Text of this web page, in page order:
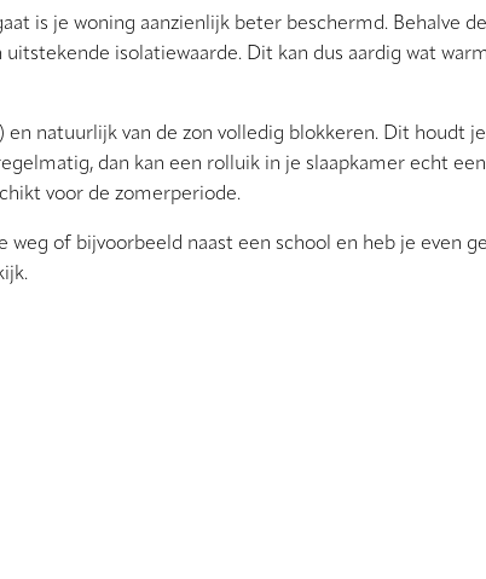
is je woning aanzienlijk beter beschermd. Behalve
isolatiewaarde. Dit kan dus aardig wat
natuurlijk van de zon volledig blokkeren. Dit houdt
dan kan een rolluik in je slaapkamer echt
voor de zomerperiode.
of bijvoorbeeld naast een school en heb je even